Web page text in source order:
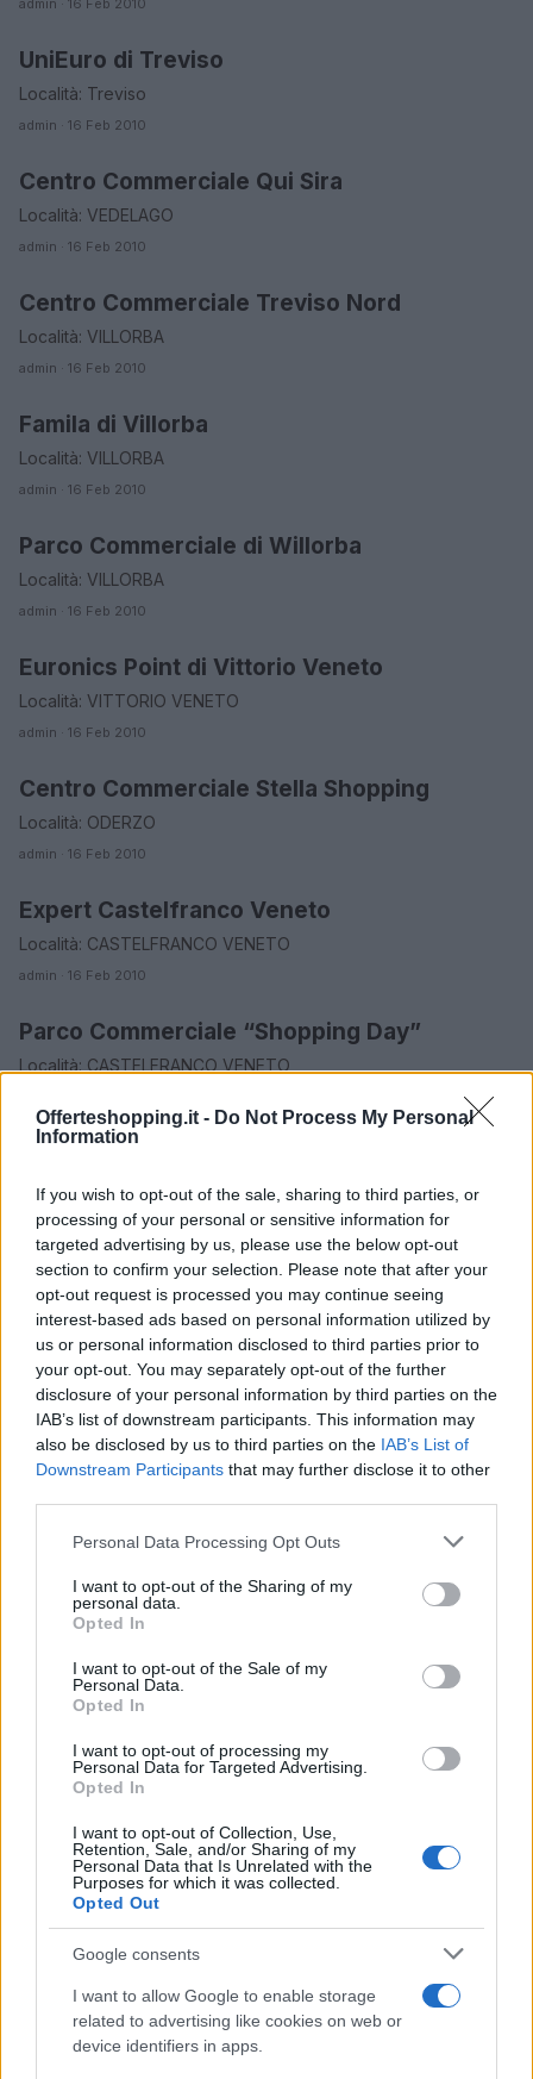
Offerteshopping.it - Do Not Process My Personal
Information
If you wish to opt-out of the sale, sharing to third parties, or
processing of your personal or sensitive information for
targeted advertising by us, please use the below opt-out
section to confirm your selection. Please note that after your
opt-out request is processed you may continue seeing
interest-based ads based on personal information utilized by
us or personal information disclosed to third parties prior to
your opt-out. You may separately opt-out of the further
disclosure of your personal information by third parties on the
IAB’s list of downstream participants. This information may
also be disclosed by us to third parties on the IAB’s List of
Downstream Participants that may further disclose it to other
Please note that this website/app uses one or more Google
not limited to your visit or usage behaviour. You may click to
grant or deny consent to Google and its third-party tags to
use your data for below specified purposes in below Google
consent section.
Personal Data Processing Opt Outs
I want to opt-out of the Sharing of my
personal data.
Opted In
I want to opt-out of the Sale of my
Personal Data.
Opted In
I want to opt-out of processing my
Personal Data for Targeted Advertising.
Opted In
I want to opt-out of Collection, Use,
Retention, Sale, and/or Sharing of my
Personal Data that Is Unrelated with the
Purposes for which it was collected.
Opted Out
Google consents
I want to allow Google to enable storage
related to advertising like cookies on web or
device identifiers in apps.
admin · 16 Feb 2010
ORARI DI APERTURA NEGOZI
UniEuro di Treviso
Località: Treviso
admin · 16 Feb 2010
ORARI DI APERTURA NEGOZI
Centro Commerciale Qui Sira
Località: VEDELAGO
admin · 16 Feb 2010
ORARI DI APERTURA NEGOZI
Centro Commerciale Treviso Nord
Località: VILLORBA
admin · 16 Feb 2010
ORARI DI APERTURA NEGOZI
Famila di Villorba
Località: VILLORBA
admin · 16 Feb 2010
ORARI DI APERTURA NEGOZI
Parco Commerciale di Willorba
Località: VILLORBA
admin · 16 Feb 2010
ORARI DI APERTURA NEGOZI
Euronics Point di Vittorio Veneto
Località: VITTORIO VENETO
admin · 16 Feb 2010
ORARI DI APERTURA NEGOZI
Centro Commerciale Stella Shopping
Località: ODERZO
admin · 16 Feb 2010
ORARI DI APERTURA NEGOZI
Expert Castelfranco Veneto
Località: CASTELFRANCO VENETO
admin · 16 Feb 2010
ORARI DI APERTURA NEGOZI
Parco Commerciale “Shopping Day”
Località: CASTELFRANCO VENETO
Località: Conegliano
admin · 16 Feb 2010
ORARI DI APERTURA NEGOZI
Marco Polo di Conegliano
Località: Conegliano
admin · 16 Feb 2010
ORARI DI APERTURA NEGOZI
Centro Commerciale Al Centro
Località: MARENO DI PIAVE
admin · 16 Feb 2010
Località: MONTEBELLUNA
admin · 16 Feb 2010
ORARI DI APERTURA NEGOZI
Euronics Point di Motta
Località: MOTTA DI LIVENZA
admin · 16 Feb 2010
1 2 →